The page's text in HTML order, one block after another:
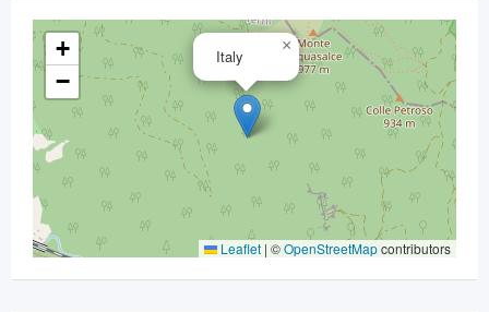
Italy
×
+
−
Leaflet | ©OpenStreetMapcontributors